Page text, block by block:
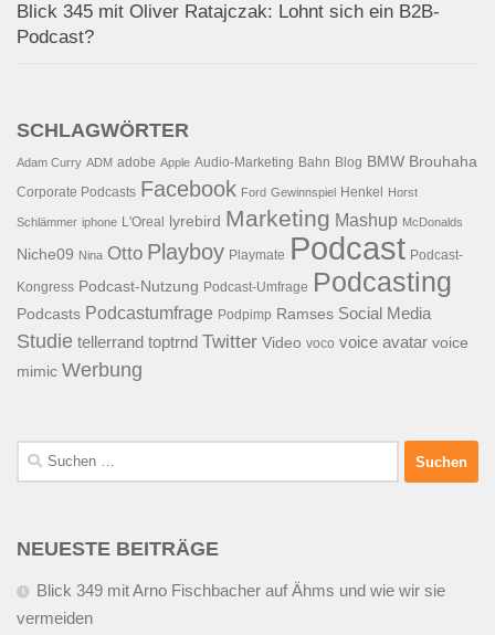
Blick 345 mit Oliver Ratajczak: Lohnt sich ein B2B-
Podcast?
SCHLAGWÖRTER
Adam Curry ADM adobe Apple Audio-Marketing Bahn Blog BMW Brouhaha
Corporate Podcasts Facebook Ford Gewinnspiel Henkel Horst
Schlämmer iphone L'Oreal lyrebird Marketing Mashup McDonalds
Niche09 Nina Otto Playboy Playmate Podcast Podcast-
Kongress Podcast-Nutzung Podcast-Umfrage Podcasting
Podcasts Podcastumfrage Podpimp Ramses Social Media
Studie tellerrand toptrnd Twitter Video voco voice avatar voice
mimic Werbung
Suchen
nach:
NEUESTE BEITRÄGE
Blick 349 mit Arno Fischbacher auf Ähms und wie wir sie
vermeiden